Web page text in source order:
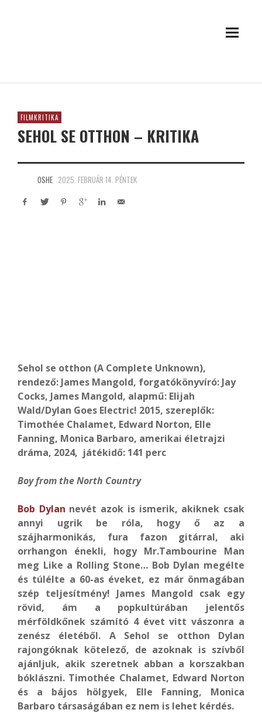
FILMKRITIKA
SEHOL SE OTTHON – KRITIKA
OSHE 2025. FEBRUÁR 14. PÉNTEK
Sehol se otthon (A Complete Unknown),
rendező: James Mangold, forgatókönyvíró: Jay
Cocks, James Mangold, alapmű: Elijah
Wald/Dylan Goes Electric! 2015, szereplők:
Timothée Chalamet, Edward Norton, Elle
Fanning, Monica Barbaro, amerikai életrajzi
dráma, 2024, játékidő: 141 perc
Boy from the North Country
Bob Dylan nevét azok is ismerik, akiknek csak
annyi ugrik be róla, hogy ő az a
szájharmonikás, fura fazon gitárral, aki
orrhangon énekli, hogy Mr.Tambourine Man
meg Like a Rolling Stone… Bob Dylan megélte
és túlélte a 60-as éveket, ez már önmagában
szép teljesítmény! James Mangold csak egy
rövid, ám a popkultúrában jelentős
mérföldkőnek számító 4 évet vitt vászonra a
zenész életéből. A Sehol se otthon Dylan
rajongóknak kötelező, de azoknak is szívből
ajánljuk, akik szeretnek abban a korszakban
bóklászni. Timothée Chalamet, Edward Norton
és a bájos hölgyek, Elle Fanning, Monica
Barbaro társaságában ez nem is lehet kérdés.